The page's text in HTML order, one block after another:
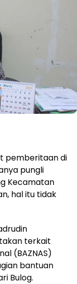
pemberitaan di
pungli
Kecamatan
hal itu tidak
terkait
(BAZNAS)
bantuan
Bulog.